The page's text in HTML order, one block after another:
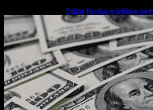
Dólar fecha o último